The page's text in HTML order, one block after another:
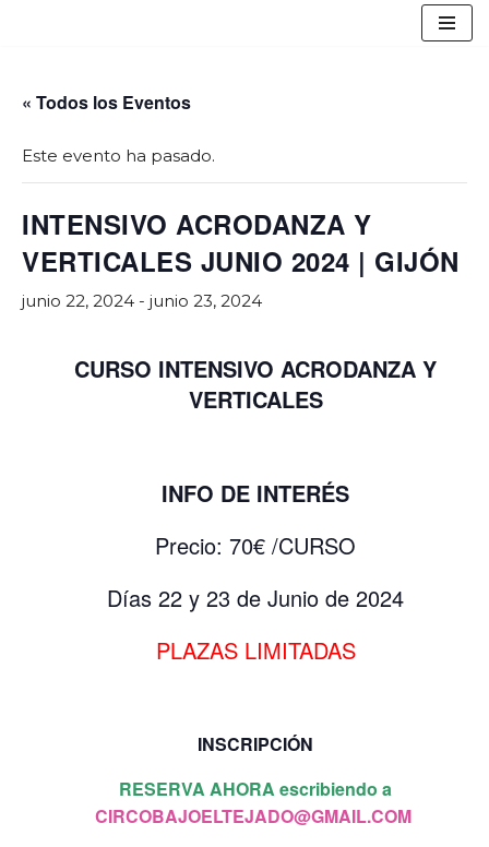
contenido
« Todos los Eventos
Este evento ha pasado.
INTENSIVO ACRODANZA Y
VERTICALES JUNIO 2024 | GIJÓN
junio 22, 2024 - junio 23, 2024
CURSO INTENSIVO ACRODANZA Y
VERTICALES
INFO DE INTERÉS
Precio: 70€ /CURSO
Días 22 y 23 de Junio de 2024
PLAZAS LIMITADAS
INSCRIPCIÓN
RESERVA AHORA escribiendo a
CIRCOBAJOELTEJADO@GMAIL.COM